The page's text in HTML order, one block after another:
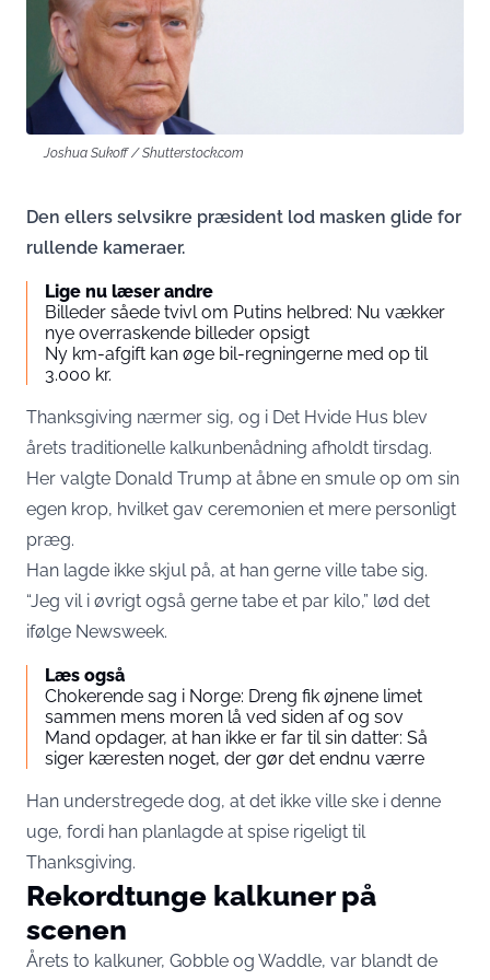
Joshua Sukoff / Shutterstock.com
Den ellers selvsikre præsident lod masken glide for
rullende kameraer.
Lige nu læser andre
Billeder såede tvivl om Putins helbred: Nu vækker
nye overraskende billeder opsigt
Ny km-afgift kan øge bil-regningerne med op til
3.000 kr.
Thanksgiving nærmer sig, og i Det Hvide Hus blev
årets traditionelle kalkunbenådning afholdt tirsdag.
Her valgte Donald Trump at åbne en smule op om sin
egen krop, hvilket gav ceremonien et mere personligt
præg.
Han lagde ikke skjul på, at han gerne ville tabe sig.
“Jeg vil i øvrigt også gerne tabe et par kilo,” lød det
ifølge Newsweek.
Læs også
Chokerende sag i Norge: Dreng fik øjnene limet
sammen mens moren lå ved siden af og sov
Mand opdager, at han ikke er far til sin datter: Så
siger kæresten noget, der gør det endnu værre
Han understregede dog, at det ikke ville ske i denne
uge, fordi han planlagde at spise rigeligt til
Thanksgiving.
Rekordtunge kalkuner på
scenen
Årets to kalkuner, Gobble og Waddle, var blandt de